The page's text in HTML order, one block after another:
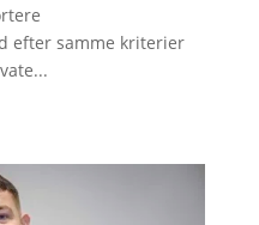
efter samme kriterier